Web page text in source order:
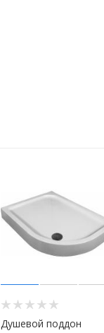
Душевой поддон